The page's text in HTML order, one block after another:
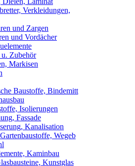
Verkleidungen,
und Zargen
und Vordächer
u. Zubehör
Markisen
Baustoffe, Bindemitt
Isolierungen
Fassade
Kanalisation
Wegeb
Kaminbau
Kunstglas